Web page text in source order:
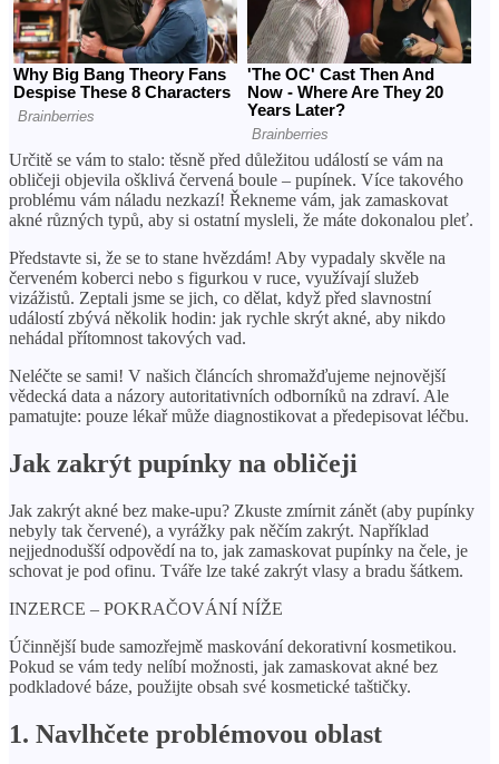
Určitě se vám to stalo: těsně před důležitou událostí se vám na
obličeji objevila ošklivá červená boule – pupínek. Více takového
problému vám náladu nezkazí! Řekneme vám, jak zamaskovat
akné různých typů, aby si ostatní mysleli, že máte dokonalou pleť.
Představte si, že se to stane hvězdám! Aby vypadaly skvěle na
červeném koberci nebo s figurkou v ruce, využívají služeb
vizážistů. Zeptali jsme se jich, co dělat, když před slavnostní
událostí zbývá několik hodin: jak rychle skrýt akné, aby nikdo
nehádal přítomnost takových vad.
Neléčte se sami! V našich článcích shromažďujeme nejnovější
vědecká data a názory autoritativních odborníků na zdraví. Ale
pamatujte: pouze lékař může diagnostikovat a předepisovat léčbu.
Jak zakrýt pupínky na obličeji
Jak zakrýt akné bez make-upu? Zkuste zmírnit zánět (aby pupínky
nebyly tak červené), a vyrážky pak něčím zakrýt. Například
nejjednodušší odpovědí na to, jak zamaskovat pupínky na čele, je
schovat je pod ofinu. Tváře lze také zakrýt vlasy a bradu šátkem.
INZERCE – POKRAČOVÁNÍ NÍŽE
Účinnější bude samozřejmě maskování dekorativní kosmetikou.
Pokud se vám tedy nelíbí možnosti, jak zamaskovat akné bez
podkladové báze, použijte obsah své kosmetické taštičky.
1. Navlhčete problémovou oblast